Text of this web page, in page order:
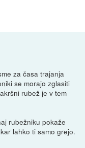
za časa trajanja
se morajo zglasiti
rubež je v tem
rubežniku pokaže
lahko ti samo grejo.